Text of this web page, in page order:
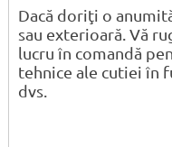
Dacă doriţi o
sau exterioară. Vă
lucru în comandă
tehnice ale cutiei în
dvs.